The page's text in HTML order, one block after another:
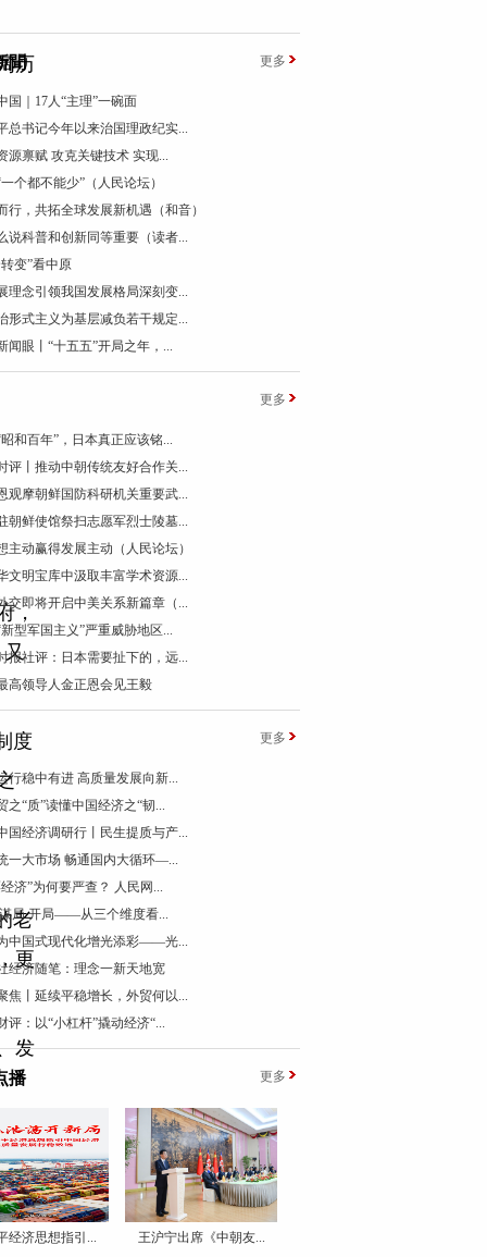
历
，
又
度
老
更
发
聞 更多
国｜17人“主理”一碗面
总书记今年以来治国理政纪实...
源禀赋 攻克关键技术 实现...
个都不能少”（人民论坛）
行，共拓全球发展新机遇（和音）
说科普和创新同等重要（读者...
变”看中原
理念引领我国发展格局深刻变...
形式主义为基层减负若干规定...
闻眼丨“十五五”开局之年，...
更多
昭和百年”，日本真正应该铭...
评丨推动中朝传统友好合作关...
观摩朝鲜国防科研机关重要武...
朝鲜使馆祭扫志愿军烈士陵墓...
主动赢得发展主动（人民论坛）
文明宝库中汲取丰富学术资源...
交即将开启中美关系新篇章（...
新型军国主义”严重威胁地区...
报社评：日本需要扯下的，远...
高领导人金正恩会见王毅
更多
行稳中有进 高质量发展向新...
之“质”读懂中国经济之“韧...
国经济调研行丨民生提质与产...
一大市场 畅通国内大循环—...
济”为何要严查？ 人民网...
局 开局——从三个维度看...
中国式现代化增光添彩——光...
经济随笔：理念一新天地宽
焦丨延续平稳增长，外贸何以...
评：以“小杠杆”撬动经济“...
播 更多
经济思想指引... 王沪宁出席《中朝友...